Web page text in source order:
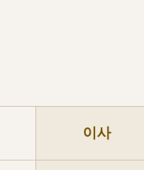
이사